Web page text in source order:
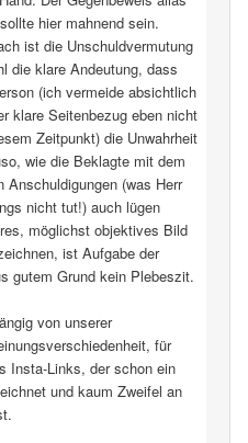
hier mahnend sein.
ist die Unschuldvermutung
die klare Andeutung, dass
(ich vermeide absichtlich
klare Seitenbezug eben nicht
Zeitpunkt) die Unwahrheit
wie die Beklagte mit dem
Anschuldigungen (was Herr
nicht tut!) auch lügen
möglichst objektives Bild
ist Aufgabe der
gutem Grund kein Plebeszit.
von unserer
für
Insta-Links, der schon ein
und kaum Zweifel an